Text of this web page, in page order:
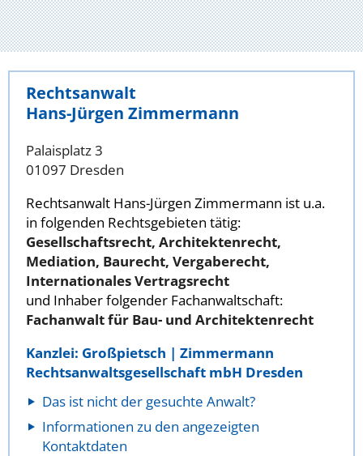
Rechtsanwalt
Hans-Jürgen Zimmermann
Palaisplatz 3
01097 Dresden
Rechtsanwalt Hans-Jürgen Zimmermann ist u.a.
in folgenden Rechtsgebieten tätig:
Gesellschaftsrecht, Architektenrecht,
Mediation, Baurecht, Vergaberecht,
Internationales Vertragsrecht
und Inhaber folgender Fachanwaltschaft:
Fachanwalt für Bau- und Architektenrecht
Kanzlei: Großpietsch | Zimmermann
Rechtsanwaltsgesellschaft mbH Dresden
Das ist nicht der gesuchte Anwalt?
Informationen zu den angezeigten
Kontaktdaten